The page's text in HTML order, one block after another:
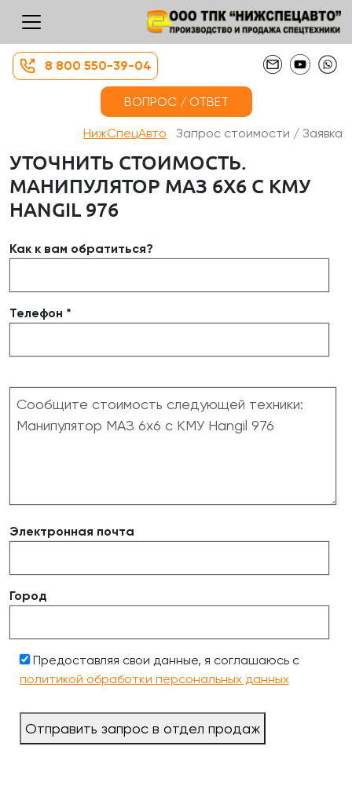
8 800 550-39-04
ВОПРОС / ОТВЕТ
НижСпецАвто Запрос стоимости / Заявка
УТОЧНИТЬ СТОИМОСТЬ.
МАНИПУЛЯТОР МАЗ 6X6 С КМУ
HANGIL 976
Как к вам обратиться?
Телефон *
Электронная почта
Город
Предоставляя свои данные, я соглашаюсь с
политикой обработки персональных данных
Отправить запрос в отдел продаж